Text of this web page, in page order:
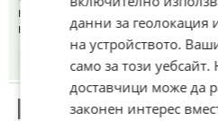
както и кръстословица заедно
кафе от машината пред
Дзак
данни за геолокация
на устройството.
само за този уебсайт.
доставчици може да
законен интерес